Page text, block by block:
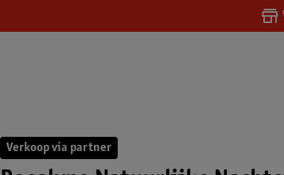
Verkoop via partner